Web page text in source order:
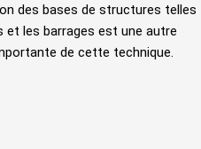
des bases de structures telles
et les barrages est une autre
de cette technique.